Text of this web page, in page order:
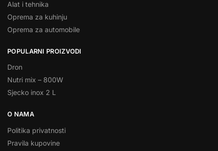
Alat i tehnika
Oprema za kuhinju
Oprema za automobile
POPULARNI PROIZVODI
Dron
Nutri mix – 800W
Sjecko inox 2 L
O NAMA
Politika privatnosti
Pravila kupovine